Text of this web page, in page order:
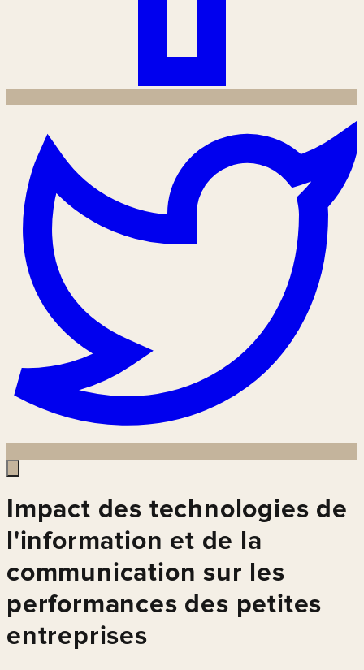
Impact des technologies de
l'information et de la
communication sur les
performances des petites
entreprises